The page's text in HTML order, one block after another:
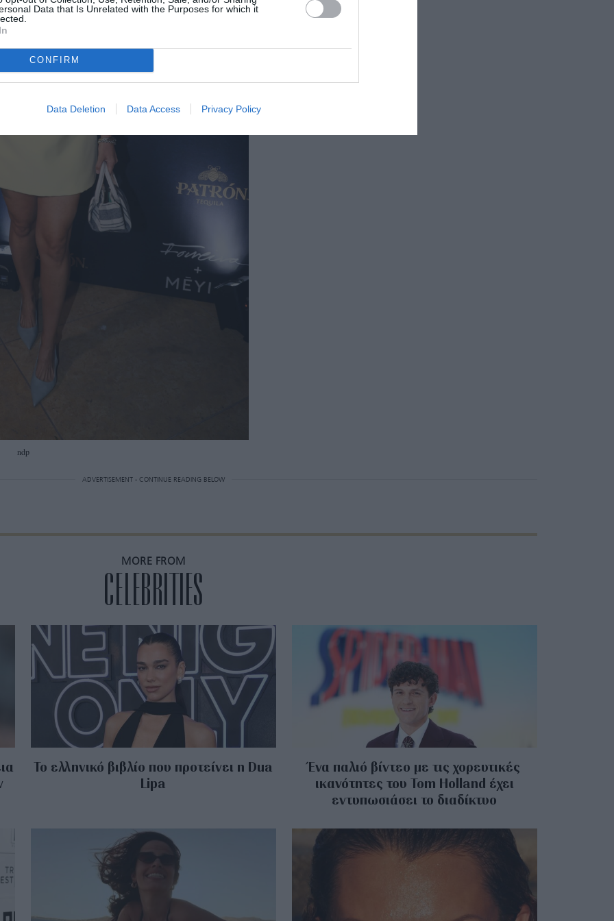
Data that Is Unrelated with the Purposes for which it
CONFIRM
Data Deletion Data Access Privacy Policy
ndp
ADVERTISEMENT - CONTINUE READING BELOW
MORE FROM
CELEBRITIES
Το ελληνικό βιβλίο που προτείνει η Dua
Lipa
Ένα παλιό βίντεο με τις χορευτικές
ικανότητες του Tom Holland έχει
εντυπωσιάσει το διαδίκτυο